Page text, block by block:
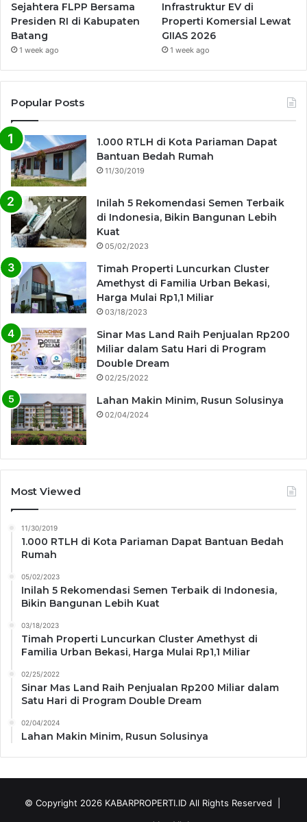
Sejahtera FLPP Bersama
Presiden RI di Kabupaten
Batang
1 week ago
Infrastruktur EV di
Properti Komersial Lewat
GIIAS 2026
1 week ago
Popular Posts
1.000 RTLH di Kota Pariaman Dapat
Bantuan Bedah Rumah
11/30/2019
Inilah 5 Rekomendasi Semen Terbaik
di Indonesia, Bikin Bangunan Lebih
Kuat
05/02/2023
Timah Properti Luncurkan Cluster
Amethyst di Familia Urban Bekasi,
Harga Mulai Rp1,1 Miliar
03/18/2023
Sinar Mas Land Raih Penjualan Rp200
Miliar dalam Satu Hari di Program
Double Dream
02/25/2022
Lahan Makin Minim, Rusun Solusinya
02/04/2024
Most Viewed
11/30/2019
1.000 RTLH di Kota Pariaman Dapat Bantuan Bedah
Rumah
05/02/2023
Inilah 5 Rekomendasi Semen Terbaik di Indonesia,
Bikin Bangunan Lebih Kuat
03/18/2023
Timah Properti Luncurkan Cluster Amethyst di
Familia Urban Bekasi, Harga Mulai Rp1,1 Miliar
02/25/2022
Sinar Mas Land Raih Penjualan Rp200 Miliar dalam
Satu Hari di Program Double Dream
02/04/2024
Lahan Makin Minim, Rusun Solusinya
© Copyright 2026 KABARPROPERTI.IDAll Rights Reserved |